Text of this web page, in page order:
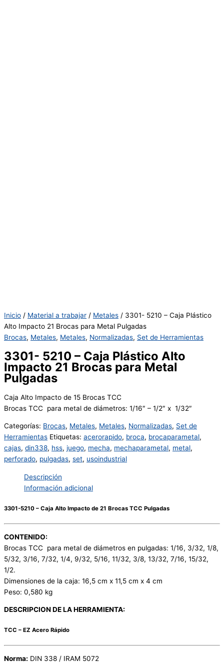
Inicio / Material a trabajar / Metales / 3301- 5210 – Caja Plástico
Alto Impacto 21 Brocas para Metal Pulgadas
Brocas, Metales, Metales, Normalizadas, Set de Herramientas
3301- 5210 – Caja Plástico Alto
Impacto 21 Brocas para Metal
Pulgadas
Caja Alto Impacto de 15 Brocas TCC
Brocas TCC para metal de diámetros: 1/16″ – 1/2″ x 1/32″
Categorías: Brocas, Metales, Metales, Normalizadas, Set de
Herramientas Etiquetas: acerorapido, broca, brocaparametal,
cajas, din338, hss, juego, mecha, mechaparametal, metal,
perforado, pulgadas, set, usoindustrial
Descripción
Información adicional
3301-5210 – Caja Alto Impacto de 21 Brocas TCC Pulgadas
CONTENIDO:
Brocas TCC para metal de diámetros en pulgadas: 1/16, 3/32, 1/8,
5/32, 3/16, 7/32, 1/4, 9/32, 5/16, 11/32, 3/8, 13/32, 7/16, 15/32,
1/2.
Dimensiones de la caja: 16,5 cm x 11,5 cm x 4 cm
Peso: 0,580 kg
DESCRIPCION DE LA HERRAMIENTA:
TCC – EZ Acero Rápido
Norma: DIN 338 / IRAM 5072